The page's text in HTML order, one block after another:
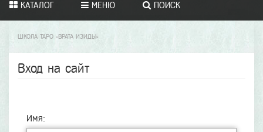
КАТАЛОГ МЕНЮ ПОИСК
ШКОЛА ТАРО «ВРАТА ИЗИДЫ»
Вход на сайт
Имя: